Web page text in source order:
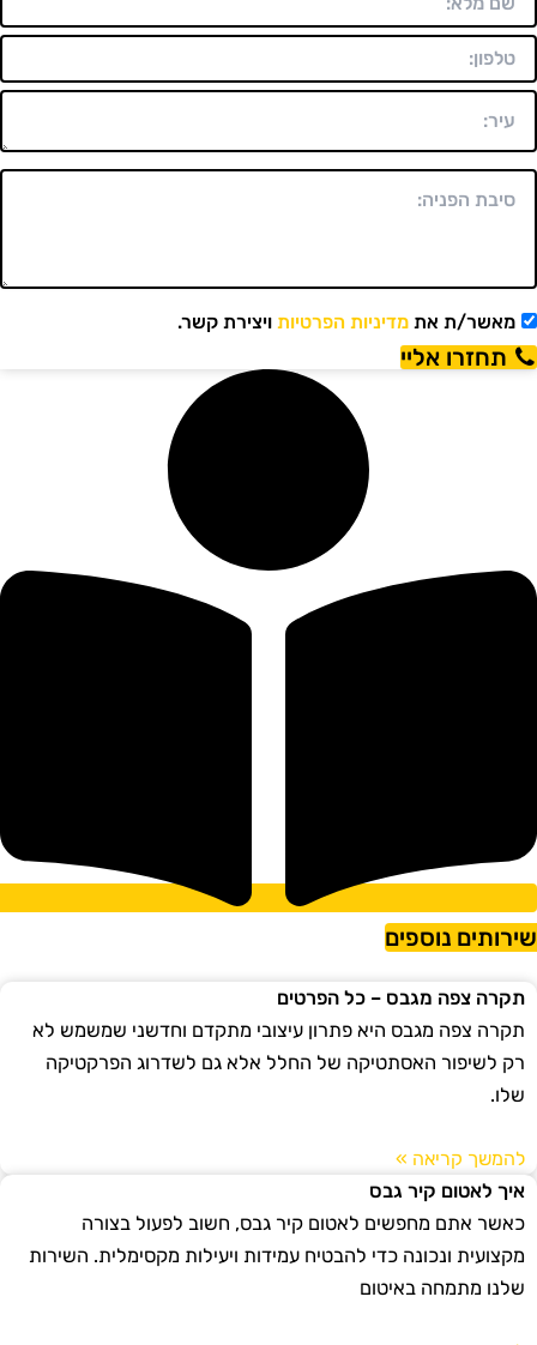
מאשר/ת אתמדיניות הפרטיותויצירת קשר.
תחזרו אליי
נוספים
תקרה צפה מגבס – כל הפרטים
תקרה צפה מגבס היא פתרון עיצובי מתקדם וחדשני שמשמש לא
רק לשיפור האסתטיקה של החלל אלא גם לשדרוג הפרקטיקה
שלו.
להמשך קריאה »
איך לאטום קיר גבס
כאשר אתם מחפשים לאטום קיר גבס, חשוב לפעול בצורה
מקצועית ונכונה כדי להבטיח עמידות ויעילות מקסימלית. השירות
שלנו מתמחה באיטום